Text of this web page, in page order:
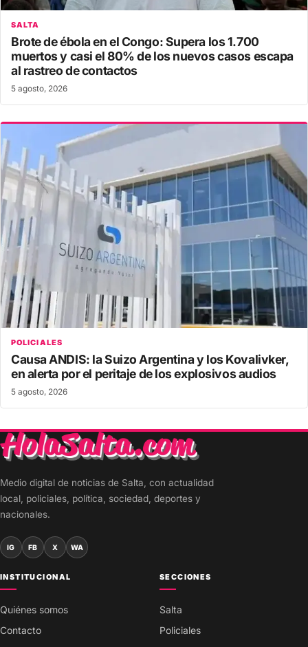
SALTA
Brote de ébola en el Congo: Supera los 1.700
muertos y casi el 80% de los nuevos casos escapa
al rastreo de contactos
5 agosto, 2026
POLICIALES
Causa ANDIS: la Suizo Argentina y los Kovalivker,
en alerta por el peritaje de los explosivos audios
5 agosto, 2026
Medio digital de noticias de Salta, con actualidad
local, policiales, política, sociedad, deportes y
nacionales.
IG FB X WA
INSTITUCIONAL
Quiénes somos
Contacto
SECCIONES
Salta
Policiales